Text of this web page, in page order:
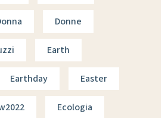
Donne
Earth
Earthday Easter
Ecologia